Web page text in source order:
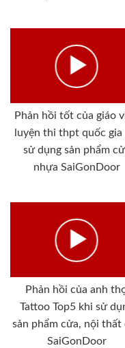
Phản hồi tốt của giáo
luyện thi thpt quốc gia
sử dụng sản phẩm
nhựa SaiGonDoor
Phản hồi của anh
Tattoo Top5 khi sử
sản phẩm cửa, nội thất
SaiGonDoor